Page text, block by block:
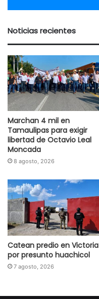
Noticias recientes
Marchan 4 mil en
Tamaulipas para exigir
libertad de Octavio Leal
Moncada
8 agosto, 2026
Catean predio en Victoria
por presunto huachicol
7 agosto, 2026